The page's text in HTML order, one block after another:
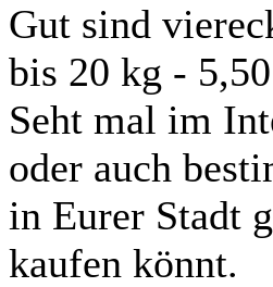
Gut sind
bis 20 kg -
Seht mal im
oder auch
in Eurer Stadt
kaufen könnt.